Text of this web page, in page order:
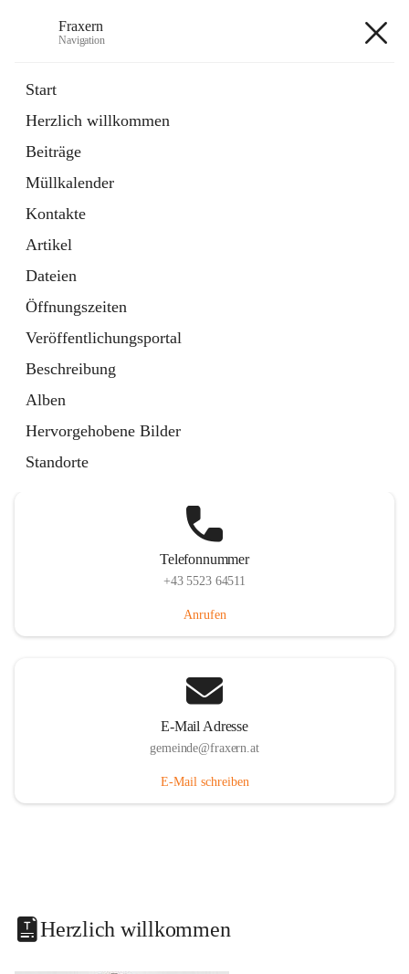
Fraxern
Navigation
Start
Herzlich willkommen
Beiträge
Müllkalender
Kontakte
Artikel
Dateien
Öffnungszeiten
Veröffentlichungsportal
Beschreibung
Alben
Hervorgehobene Bilder
Standorte
Ordner
in
Tab
Formulare
Artikel
öffnet
in
neuem
Tab
Telefonnummer
+43 5523 64511
Anrufen
E-Mail Adresse
gemeinde@fraxern.at
E-Mail schreiben
Herzlich willkommen